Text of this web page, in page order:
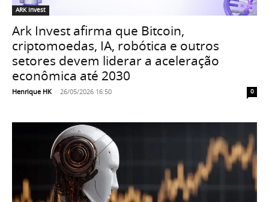
ARK Invest
Ark Invest afirma que Bitcoin,
criptomoedas, IA, robótica e outros
setores devem liderar a aceleração
econômica até 2030
Henrique HK - 26/05/2026 16:50 0